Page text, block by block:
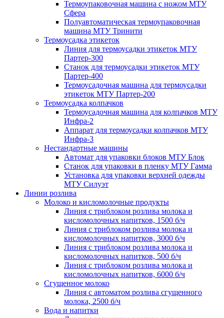
Термоупаковочная машина с ножом МТУ
Сфера
Полуавтоматическая термоупаковочная
машина МТУ Тринити
Термоусадка этикеток
Линия для термоусадки этикеток МТУ
Партер-300
Станок для термоусадки этикеток МТУ
Партер-400
Термоусадочная машина для термоусадки
этикеток МТУ Партер-200
Термоусадка колпачков
Термоусадочная машина для колпачков МТУ
Инфра-2
Аппарат для термоусадки колпачков МТУ
Инфра-3
Нестандартные машины
Автомат для упаковки блоков МТУ Блок
Станок для упаковки в пленку МТУ Гамма
Установка для упаковки верхней одежды
МТУ Силуэт
Линии розлива
Молоко и кисломолочные продукты
Линия с триблоком розлива молока и
кисломолочных напитков, 1500 б/ч
Линия с триблоком розлива молока и
кисломолочных напитков, 3000 б/ч
Линия с триблоком розлива молока и
кисломолочных напитков, 500 б/ч
Линия с триблоком розлива молока и
кисломолочных напитков, 6000 б/ч
Сгущенное молоко
Линия с автоматом розлива сгущенного
молока, 2500 б/ч
Вода и напитки